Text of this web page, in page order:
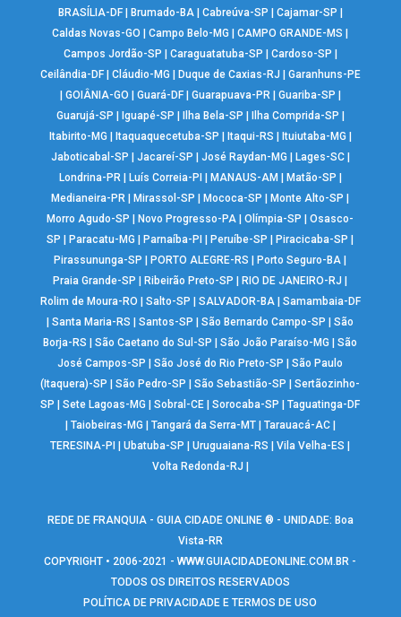
BRASÍLIA-DF| Brumado-BA| Cabreúva-SP Cajamar-SP
Caldas Novas-GO
|Campo Belo-MG |CAMPO GRANDE-MS
Campos Jordão-SP
Caraguatatuba-SP Cardoso-SP
Ceilândia-DF| Cláudio-MG Duque de Caxias-RJ
Garanhuns-PE
GOIÂNIA-GO Guará-DF| Guarapuava-PR| Guariba-SP
Guarujá-SP
Iguapé-SP Ilha Bela-SP Ilha Comprida-SP
Itabirito-MG
Itaquaquecetuba-SP Itaqui-RS Ituiutaba-MG
Jaboticabal-SP
Jacareí-SP José Raydan-MG Lages-SC|
Londrina-PR| Luís Correia-PI MANAUS-AM Matão-SP
Medianeira-PR
Mirassol-SP Mococa-SP Monte Alto-SP
Morro Agudo-SP
Novo Progresso-PA |Olímpia-SP |Osasco-
SP
Paracatu-MG Parnaíba-PI Peruíbe-SP Piracicaba-SP
Pirassununga-SP
PORTO ALEGRE-RS Porto Seguro-BA
Praia Grande-SP
Ribeirão Preto-SP RIO DE JANEIRO-RJ
Rolim de Moura-RO
Salto-SP SALVADOR-BA| Samambaia-DF
|Santa Maria-RS |Santos-SP |São Bernardo Campo-SP |São
Borja-RS
|São Caetano do Sul-SP |São João Paraíso-MG |São
José Campos-SP
|São José do Rio Preto-SP |São Paulo
(Itaquera)-SP
|São Pedro-SP |São Sebastião-SP |Sertãozinho-
SP
|Sete Lagoas-MG |Sobral-CE |Sorocaba-SP |Taguatinga-DF
Taiobeiras-MG Tangará da Serra-MT| Tarauacá-AC|
TERESINA-PI
|Ubatuba-SP |Uruguaiana-RS |Vila Velha-ES
Volta Redonda-RJ
REDE DE FRANQUIA - GUIA CIDADE ONLINE ® - UNIDADE: Boa
Vista-RR
COPYRIGHT • 2006-2021 -WWW.GUIACIDADEONLINE.COM.BR -
TODOS OS DIREITOS RESERVADOS
POLÍTICA DE PRIVACIDADE E TERMOS DE USO